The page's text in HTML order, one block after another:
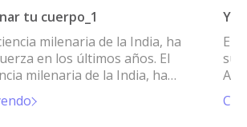
tu cuerpo_1
milenaria de la India, ha
en los últimos años. El
milenaria de la India, ha
en los últimos años.
El